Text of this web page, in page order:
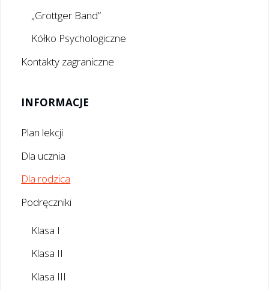
„Grottger Band”
Kółko Psychologiczne
Kontakty zagraniczne
INFORMACJE
Plan lekcji
Dla ucznia
Dla rodzica
Podręczniki
Klasa I
Klasa II
Klasa III